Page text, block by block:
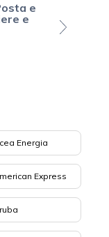
e
e
Energia
Express